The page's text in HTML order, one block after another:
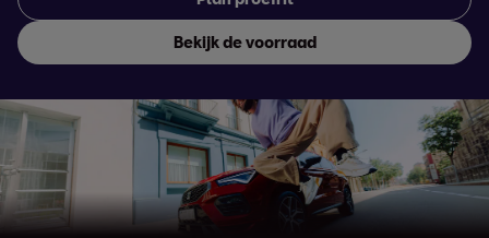
Bekijk de voorraad